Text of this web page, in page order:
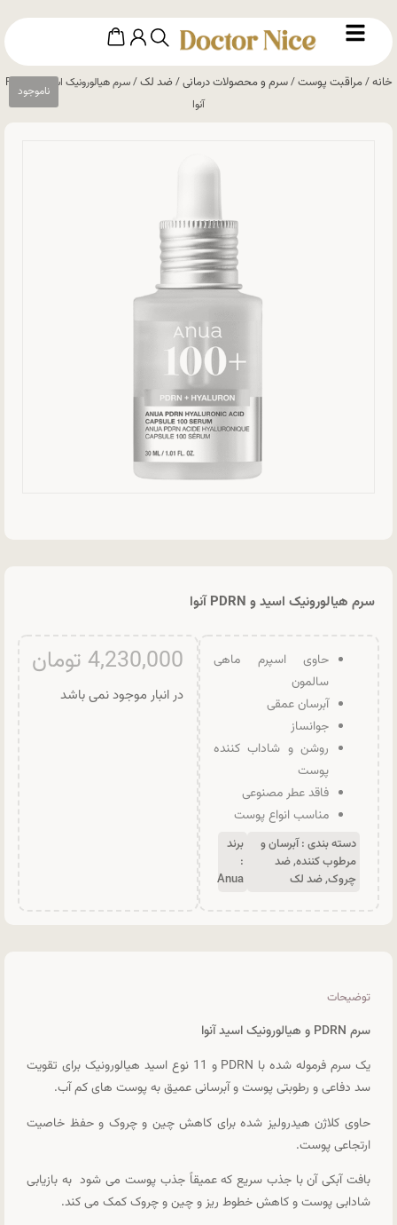
خانه/مراقبت پوست/سرم و محصولات درمانی/ضد لک
/ سرم هیالورونیک اسید و PDRN
آنوا
سرم هیالورونیک اسید و PDRN آنوا
حاوی اسپرم ماهی
سالمون
آبرسان عمقی
جوانساز
روشن و شاداب کننده
پوست
فاقد عطر مصنوعی
مناسب انواع پوست
دسته بندی :آبرسان و
مرطوب کننده,ضد
چروک,ضد لک
برند
:
Anua
4,230,000 تومان
در انبار موجود نمی باشد
توضیحات
سرم PDRN و هیالورونیک اسید آنوا
یک سرم فرموله شده با PDRN و 11 نوع اسید هیالورونیک برای تقویت
سد دفاعی و رطوبتی پوست و آبرسانی عمیق به پوست های کم آب.
حاوی کلاژن هیدرولیز شده برای کاهش چین و چروک و حفظ خاصیت
ارتجاعی پوست.
بافت آبکی آن با جذب سریع که عمیقاً جذب پوست می شود به بازیابی
شادابی پوست و کاهش خطوط ریز و چین و چروک کمک می کند.